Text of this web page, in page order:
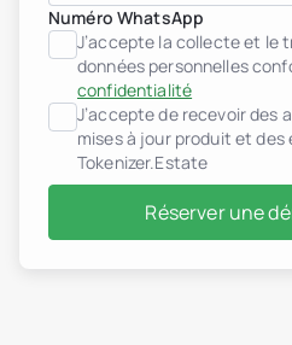
Numéro WhatsApp
J’accepte la collecte et le
données personnelles
confidentialité
J’accepte de recevoir des
mises à jour produit et
Tokenizer.Estate
Réserver une